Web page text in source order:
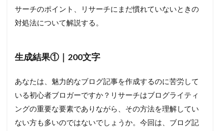
サーチのポイント、リサーチにまだ慣れていないときの
対処法について解説する。
生成結果①｜200文字
あなたは、魅力的なブログ記事を作成するのに苦労して
いる初心者ブロガーですか？リサーチはブログライティ
ングの重要な要素でありながら、その方法を理解してい
ない方も多いのではないでしょうか。今回は、ブログ記